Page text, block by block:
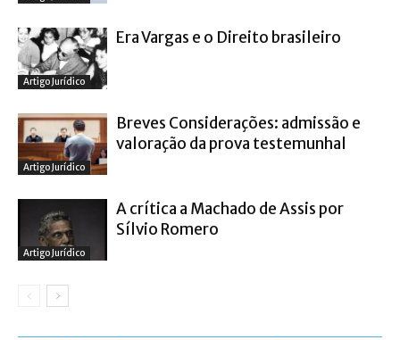
Artigo Jurídico
Era Vargas e o Direito brasileiro
Artigo Jurídico
Breves Considerações: admissão e
valoração da prova testemunhal
Artigo Jurídico
A crítica a Machado de Assis por
Sílvio Romero